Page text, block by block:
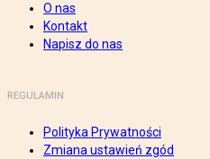
O nas
Kontakt
Napisz do nas
REGULAMIN
Polityka Prywatności
Zmiana ustawień zgód